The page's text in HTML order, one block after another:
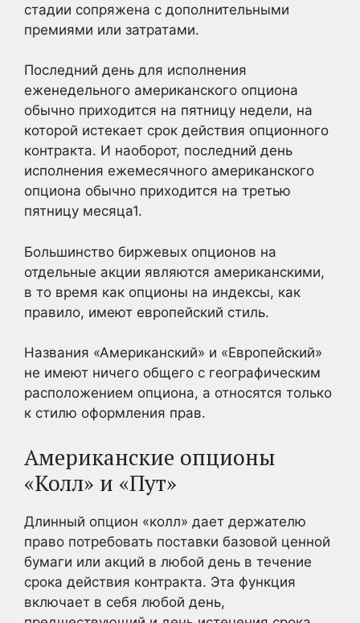
стадии сопряжена с дополнительными
премиями или затратами.
Последний день для исполнения
еженедельного американского опциона
обычно приходится на пятницу недели, на
которой истекает срок действия опционного
контракта. И наоборот, последний день
исполнения ежемесячного американского
опциона обычно приходится на третью
пятницу месяца1.
Большинство биржевых опционов на
отдельные акции являются американскими,
в то время как опционы на индексы, как
правило, имеют европейский стиль.
Названия «Американский» и «Европейский»
не имеют ничего общего с географическим
расположением опциона, а относятся только
к стилю оформления прав.
Американские опционы
«Колл» и «Пут»
Длинный опцион «колл» дает держателю
право потребовать поставки базовой ценной
бумаги или акций в любой день в течение
срока действия контракта. Эта функция
включает в себя любой день,